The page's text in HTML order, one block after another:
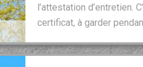
l’attestation d’entretien.
certificat, à garder